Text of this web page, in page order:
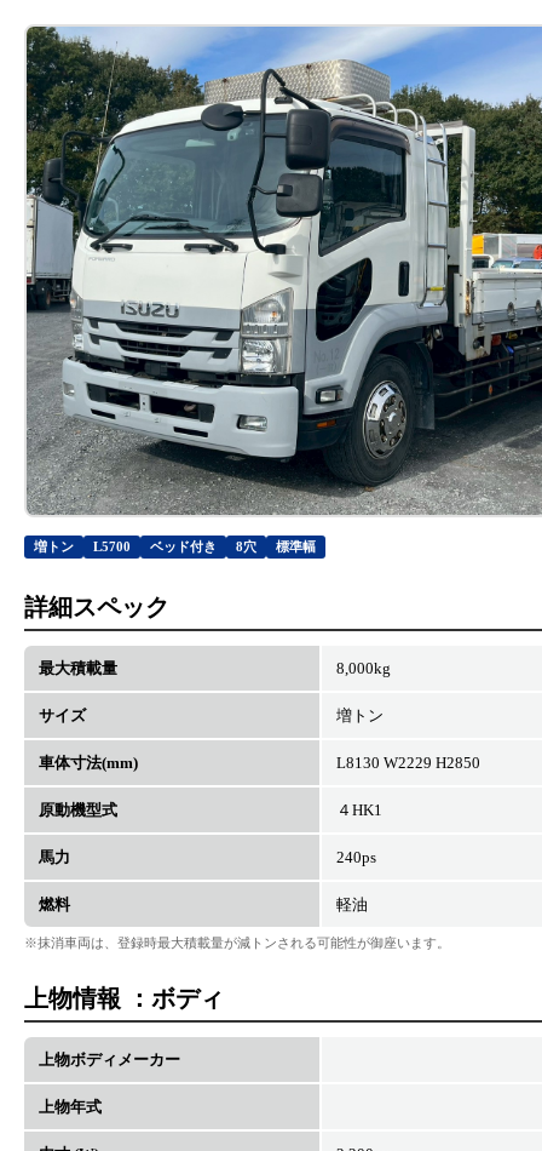
増トン L5700 ベッド付き 8穴 標準幅
詳細スペック
最大積載量 8,000kg
サイズ 増トン
車体寸法(mm) L8130 W2229 H2850
原動機型式 ４HK1
馬力 240ps
燃料 軽油
※抹消車両は、登録時最大積載量が減トンされる可能性が御座います。
上物情報 ：ボディ
上物ボディメーカー
上物年式